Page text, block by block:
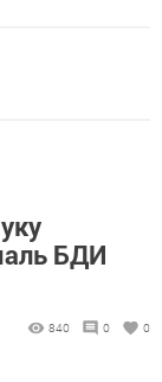
БДИ
840 0 0